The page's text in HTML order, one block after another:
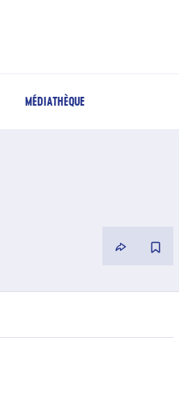
MÉDIATHÈQUE